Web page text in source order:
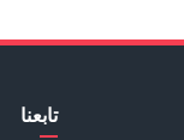
تابعنا